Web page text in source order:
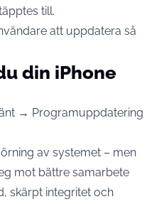
till.
att uppdatera så
din iPhone
→ Programuppdatering
av systemet – men
mot bättre samarbete
skärpt integritet och